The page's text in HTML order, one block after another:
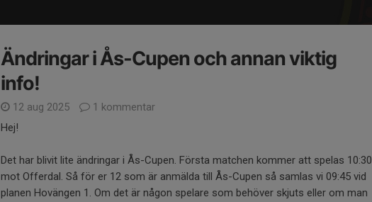
Ändringar i Ås-Cupen och annan viktig
info!
12 aug 2025
1 kommentar
Hej!
Det har blivit lite ändringar i Ås-Cupen. Första matchen kommer att spelas 10:30
mot Offerdal. Så för er 12 som är anmälda till Ås-Cupen så samlas vi 09:45 vid
planen Hovängen 1. Om det är någon spelare som behöver skjuts eller om man